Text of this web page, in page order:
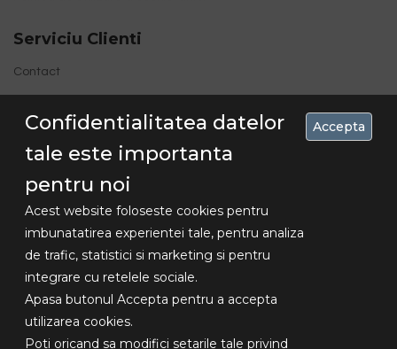
Concediu 30.07-16.08 , livrarile se vor
face dupa aceasta data!!!
Serviciu Clienti
Contact
© 2018
Confidentialitatea datelor
tale este importanta
pentru noi
Acest website foloseste cookies pentru
imbunatatirea experientei tale, pentru analiza
de trafic, statistici si marketing si pentru
integrare cu retelele sociale.
Apasa butonul Accepta pentru a accepta
utilizarea cookies.
Poti oricand sa modifici setarile tale privind
Accepta